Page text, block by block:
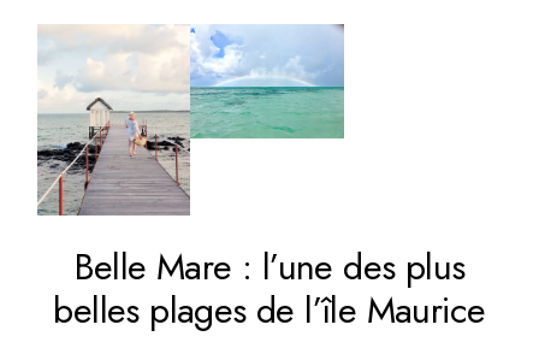
Belle Mare : l’une des plus
belles plages de l’île Maurice